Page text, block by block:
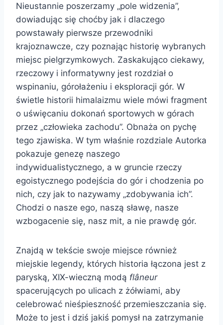
Nieustannie poszerzamy „pole widzenia”,
dowiadując się choćby jak i dlaczego
powstawały pierwsze przewodniki
krajoznawcze, czy poznając historię wybranych
miejsc pielgrzymkowych. Zaskakująco ciekawy,
rzeczowy i informatywny jest rozdział o
wspinaniu, górołażeniu i eksploracji gór. W
świetle historii himalaizmu wiele mówi fragment
o uświęcaniu dokonań sportowych w górach
przez „człowieka zachodu”. Obnaża on pychę
tego zjawiska. W tym właśnie rozdziale Autorka
pokazuje genezę naszego
indywidualistycznego, a w gruncie rzeczy
egoistycznego podejścia do gór i chodzenia po
nich, czy jak to nazywamy „zdobywania ich”.
Chodzi o nasze ego, naszą sławę, nasze
wzbogacenie się, nasz mit, a nie prawdę gór.
Znajdą w tekście swoje miejsce również
miejskie legendy, których historia łączona jest z
paryską, XIX-wieczną modą flâneur
spacerujących po ulicach z żółwiami, aby
celebrować nieśpieszność przemieszczania się.
Może to jest i dziś jakiś pomysł na zatrzymanie